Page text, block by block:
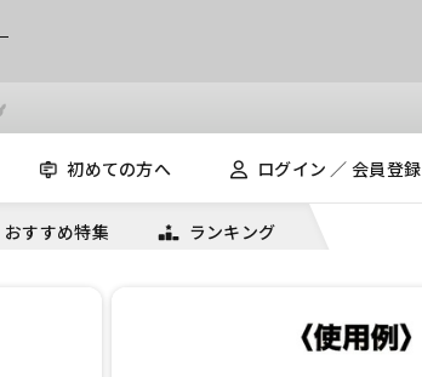
初めての方へ ログイン ／ 会員登録
おすすめ特集 ランキング